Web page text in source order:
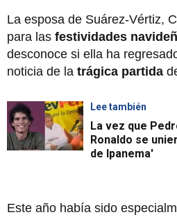
La esposa de Suárez-Vértiz,
para las festividades
desconoce si ella ha
noticia de la trágica partida
Lee también
La vez que
Ronaldo se
de Ipanema'
Este año había sido